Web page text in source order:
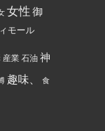
女性 御
モール
産業 石油 神
趣味、 食